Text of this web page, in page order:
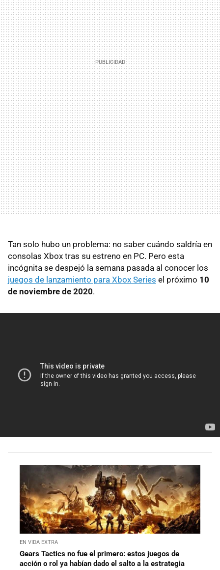
Tan solo hubo un problema: no saber cuándo saldría en
consolas Xbox tras su estreno en PC. Pero esta
incógnita se despejó la semana pasada al conocer los
juegos de lanzamiento para Xbox Series el próximo 10
de noviembre de 2020.
EN VIDA EXTRA
Gears Tactics no fue el primero: estos juegos de
acción o rol ya habían dado el salto a la estrategia